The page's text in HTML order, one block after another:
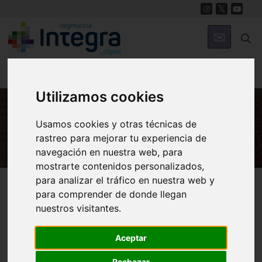
Utilizamos cookies
Usamos cookies y otras técnicas de
rastreo para mejorar tu experiencia de
navegación en nuestra web, para
mostrarte contenidos personalizados,
para analizar el tráfico en nuestra web y
para comprender de donde llegan
nuestros visitantes.
Aceptar
HISTORIA
Región de Murcia Digital Historia Archivos